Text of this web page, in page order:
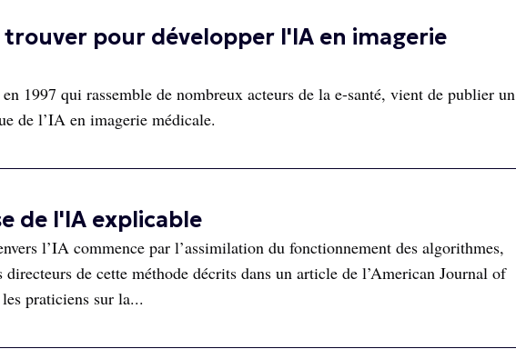
pour développer l'IA en imagerie
1997 qui rassemble de nombreux acteurs de la e-santé, vient de publier un
de l’IA en imagerie médicale.
de l'IA explicable
l’IA commence par l’assimilation du fonctionnement des algorithmes,
de cette méthode décrits dans un article de l’American Journal of
praticiens sur la...